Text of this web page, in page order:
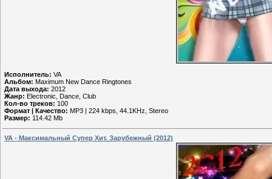
Исполнитель: VA
Альбом: Maximum New Dance Ringtones
Дата выхода: 2012
Жанр: Electronic, Dance, Club
Кол-во треков: 100
Формат | Качество: MP3 | 224 kbps, 44.1KHz, Stereo
Размер: 114.42 Mb
VA - Максимальный Супер Хит. Зарубежный (2012)